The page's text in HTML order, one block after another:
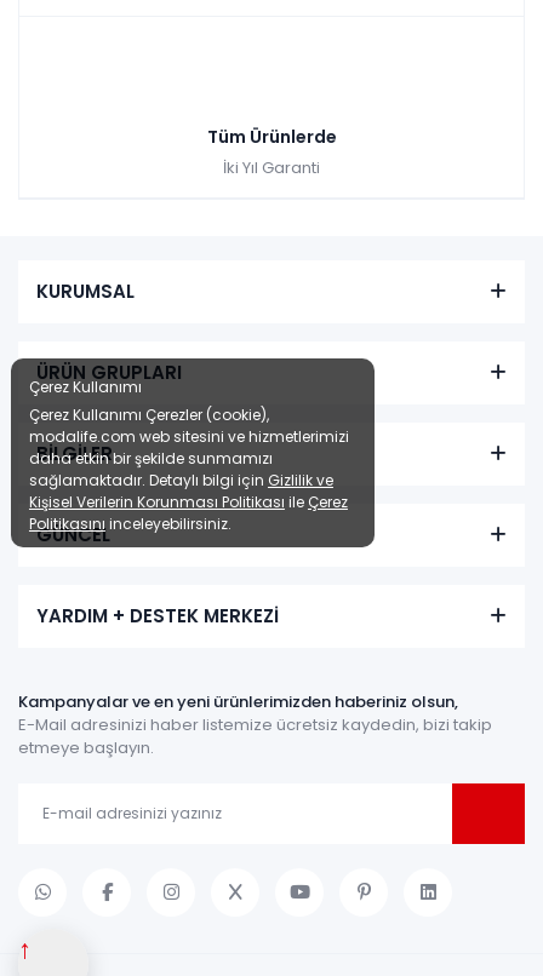
↑
Tüm Ürünlerde
İki Yıl Garanti
KURUMSAL
ÜRÜN GRUPLARI
BİLGİLER
GÜNCEL
YARDIM + DESTEK MERKEZİ
Kampanyalar ve en yeni ürünlerimizden haberiniz olsun,
E-Mail adresinizi haber listemize ücretsiz kaydedin, bizi takip
etmeye başlayın.
Çerez Kullanımı
Çerez Kullanımı Çerezler (cookie),
modalife.com web sitesini ve hizmetlerimizi
daha etkin bir şekilde sunmamızı
sağlamaktadır. Detaylı bilgi için Gizlilik ve
Kişisel Verilerin Korunması Politikası ile Çerez
Politikasınıinceleyebilirsiniz.